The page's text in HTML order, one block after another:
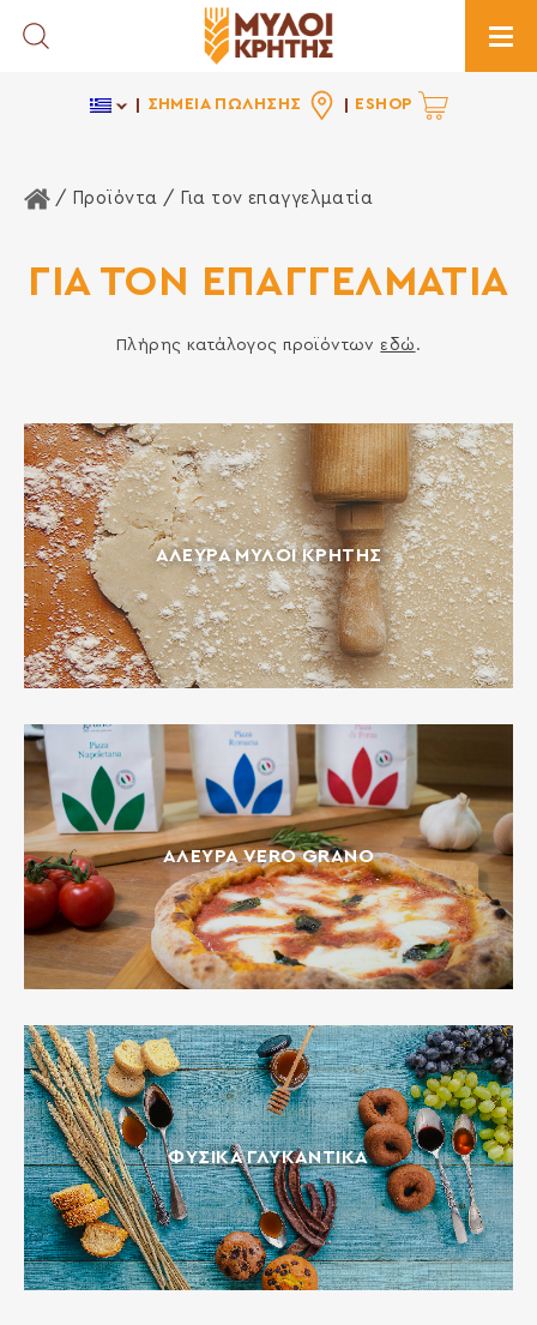
Toggle Search
ΣΗΜΕΙΑ ΠΩΛΗΣΗΣ ESHOP
Αρχική Σελίδα
/ Προϊόντα / Για τον επαγγελματία
ΓΙΑ ΤΟΝ ΕΠΑΓΓΕΛΜΑΤΙΑ
Πλήρης κατάλογος προϊόντων εδώ .
ΆΛΕΥΡΑ ΜΎΛΟΙ ΚΡΉΤΗΣ
ΆΛΕΥΡΑ VERO GRANO
ΦΥΣΙΚΆ ΓΛΥΚΑΝΤΙΚΆ